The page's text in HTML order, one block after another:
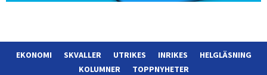
EKONOMI SKVALLER UTRIKES INRIKES
HELGLÄSNING
KOLUMNER
TOPPNYHETER